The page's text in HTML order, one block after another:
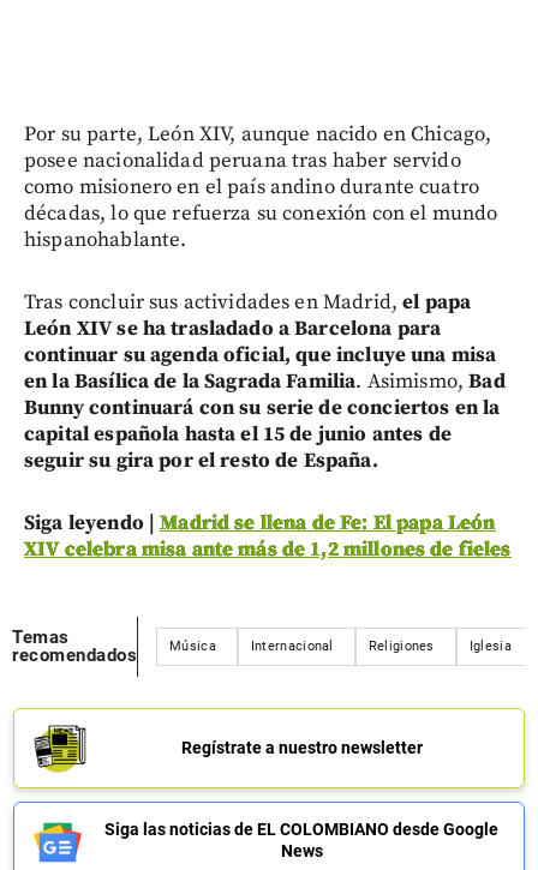
Por su parte, León XIV, aunque nacido en Chicago,
posee nacionalidad peruana tras haber servido
como misionero en el país andino durante cuatro
décadas, lo que refuerza su conexión con el mundo
hispanohablante.
Tras concluir sus actividades en Madrid,el papa
León XIV se ha trasladado a Barcelona para
continuar su agenda oficial, que incluye una misa
en la Basílica de la Sagrada Familia. Asimismo,Bad
Bunny continuará con su serie de conciertos en la
capital española hasta el 15 de junio antes de
seguir su gira por el resto de España.
Siga leyendo |Madrid se llena de Fe: El papa León
XIV celebra misa ante más de 1,2 millones de fieles
Temas
recomendados
Música Internacional Religiones Iglesia
Regístrate a nuestro newsletter
Siga las noticias de EL COLOMBIANO desde Google
News